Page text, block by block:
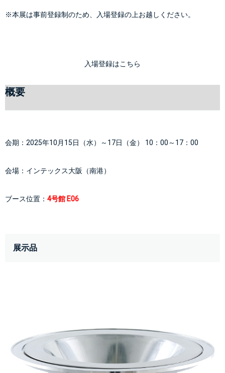
※本展は事前登録制のため、入場登録の上お越しください。
入場登録はこちら
概要
会期：2025年10月15日（水）～17日（金） 10：00～17：00
会場： インテックス大阪（南港）
ブース位置： 4号館 E06
展示品